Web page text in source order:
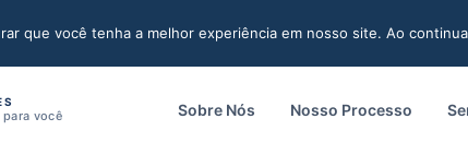
você Sobre Nós Nosso Processo
que você tenha a melhor experiência em nosso site. Ao